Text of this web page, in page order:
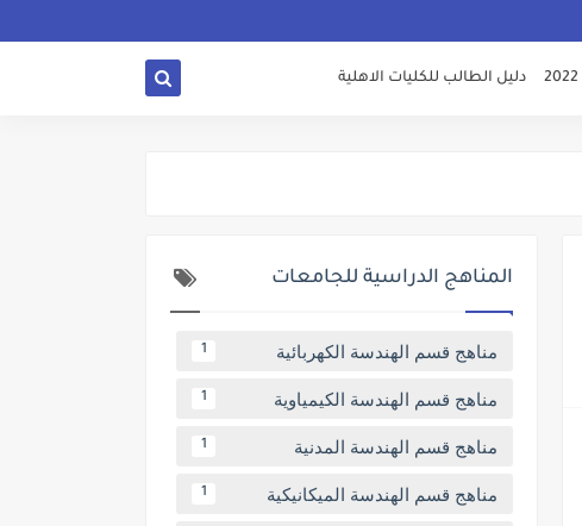
دليل الطالب للكليات الاهلية
المناهج الدراسية للجامعات
مناهج قسم الهندسة الكهربائية 1
مناهج قسم الهندسة الكيمياوية 1
مناهج قسم الهندسة المدنية 1
مناهج قسم الهندسة الميكانيكية 1